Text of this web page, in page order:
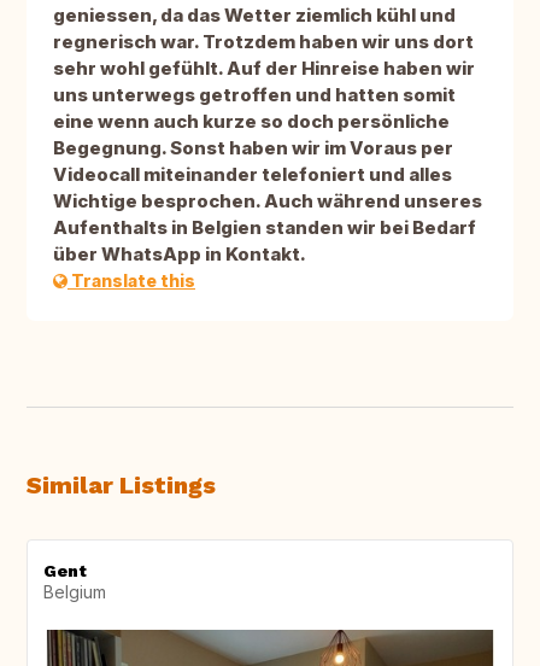
geniessen, da das Wetter ziemlich kühl und
regnerisch war. Trotzdem haben wir uns dort
sehr wohl gefühlt. Auf der Hinreise haben wir
uns unterwegs getroffen und hatten somit
eine wenn auch kurze so doch persönliche
Begegnung. Sonst haben wir im Voraus per
Videocall miteinander telefoniert und alles
Wichtige besprochen. Auch während unseres
Aufenthalts in Belgien standen wir bei Bedarf
über WhatsApp in Kontakt.
Translate this
Similar Listings
Gent
Belgium